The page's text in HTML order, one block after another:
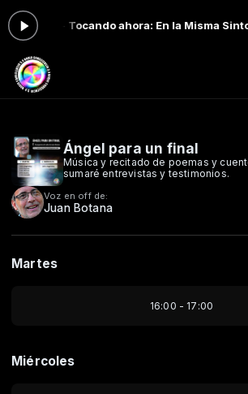
las 19:00 - Tocando ahora: En la Misma
Ángel para un final
Música y recitado de poemas y
sumaré entrevistas y testimonios.
Voz en off de:
Juan Botana
Martes
16:00 - 17:00
Miércoles